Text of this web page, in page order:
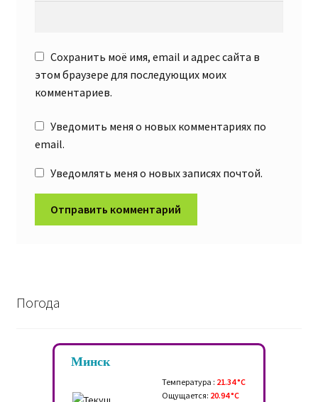
Сохранить моё имя, email и адрес сайта в
этом браузере для последующих моих
комментариев.
Уведомить меня о новых комментариях по
email.
Уведомлять меня о новых записях почтой.
Погода
Минск
Температура : 21.34 °C
Ощущается: 20.94 °C